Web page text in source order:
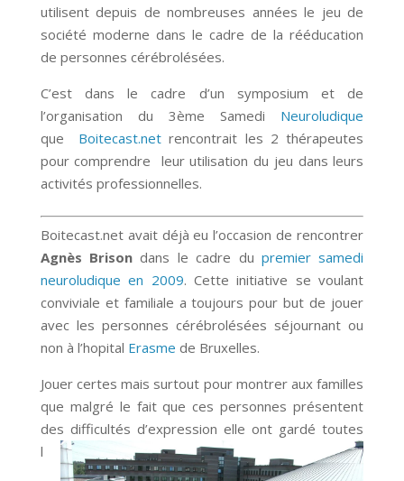
utilisent depuis de nombreuses années le jeu de
société moderne dans le cadre de la rééducation
de personnes cérébrolésées.
C’est dans le cadre d’un symposium et de
l’organisation du 3ème Samedi Neuroludique
que
Boitecast.net rencontrait les 2 thérapeutes
pour comprendre leur utilisation du jeu dans leurs
activités professionnelles.
Boitecast.net avait déjà eu l’occasion de rencontrer
Agnès Brison dans le cadre du premier samedi
neuroludique en 2009. Cette initiative se voulant
conviviale et familiale a toujours pour but de jouer
avec les personnes cérébrolésées séjournant ou
non à l’hopital Erasme de Bruxelles.
Jouer certes mais surtout pour montrer aux familles
que malgré le fait que ces personnes présentent
des difficultés d’expression elle ont gardé toutes
l